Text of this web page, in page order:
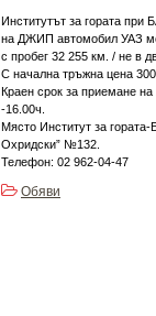
Институтът за гората при
на ДЖИП автомобил УАЗ
с пробег 32 255 км. / не в
С начална тръжна цена
Краен срок за приемане
-16.00ч.
Място Институт за
Охридски” №132.
Телефон: 02 962-04-47
Обяви